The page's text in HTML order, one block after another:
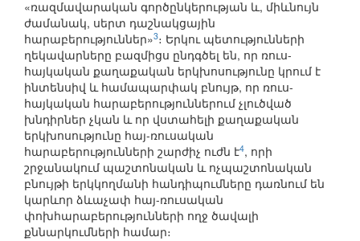
«ռազմավարական գործընկերության և, միևնույն
ժամանակ, սերտ դաշնակցային
հարաբերություններ»3։ Երկու պետությունների
ղեկավարները բազմիցս ընդգծել են, որ ռուս-
հայկական քաղաքական երկխոսությունը կրում է
ինտենսիվ և համապարփակ բնույթ, որ ռուս-
հայկական հարաբերություններում չլուծված
խնդիրներ չկան և որ վստահելի քաղաքական
երկխոսությունը հայ-ռուսական
հարաբերությունների շարժիչ ուժն է4, որի
շրջանակում պաշտոնական և ոչպաշտոնական
բնույթի երկկողմանի հանդիպումները դառնում են
կարևոր ձևաչափ հայ-ռուսական
փոխհարաբերությունների ողջ ծավալի
քննարկումների համար։